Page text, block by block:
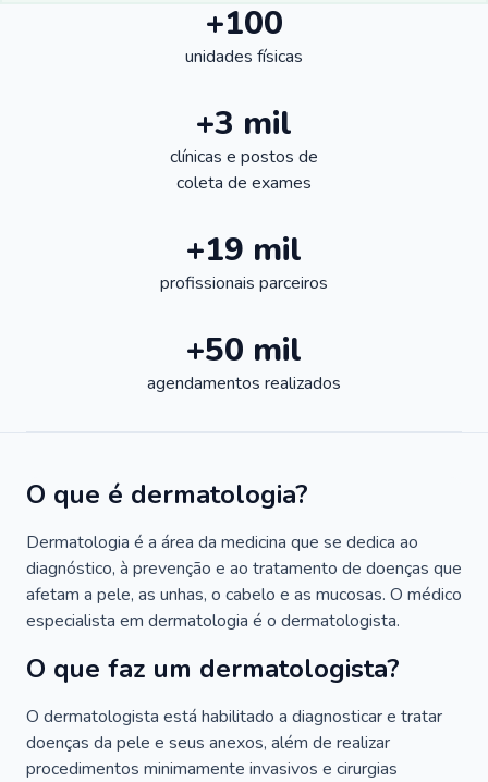
+100
unidades físicas
+3 mil
clínicas e postos de
coleta de exames
+19 mil
profissionais parceiros
+50 mil
agendamentos realizados
O que é dermatologia?
Dermatologia é a área da medicina que se dedica ao
diagnóstico, à prevenção e ao tratamento de doenças que
afetam a pele, as unhas, o cabelo e as mucosas. O médico
especialista em dermatologia é o dermatologista.
O que faz um dermatologista?
O dermatologista está habilitado a diagnosticar e tratar
doenças da pele e seus anexos, além de realizar
procedimentos minimamente invasivos e cirurgias